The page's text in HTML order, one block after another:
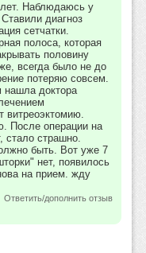
Наблюдаюсь у
диагноз
сетчатки.
полоса, которая
половину
всегда было не до
потеряю совсем.
нашла доктора
витреоэктомию.
После операции на
стало страшно.
быть. Вот уже 7
нет, появилось
на прием. жду
Ответить/дополнить отзыв